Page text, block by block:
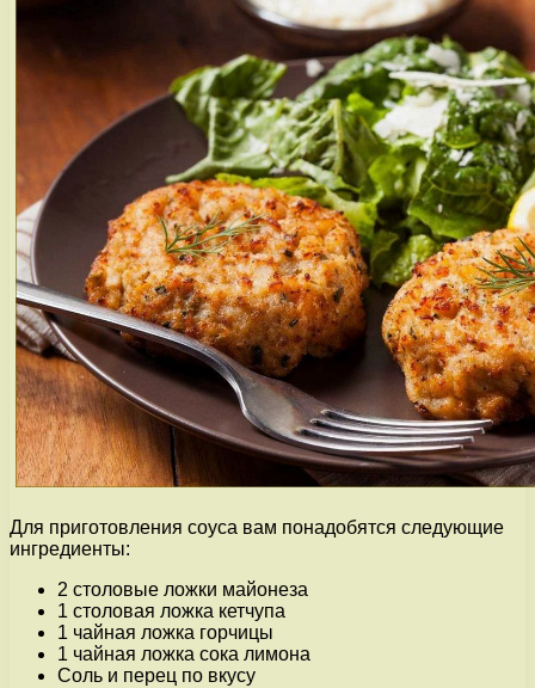
Для приготовления соуса вам понадобятся следующие
ингредиенты:
2 столовые ложки майонеза
1 столовая ложка кетчупа
1 чайная ложка горчицы
1 чайная ложка сока лимона
Соль и перец по вкусу